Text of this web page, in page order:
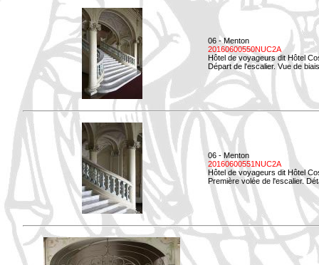
06 - Menton
20160600550NUC2A
Hôtel de voyageurs dit Hôtel
Départ de l'escalier. Vue de
06 - Menton
20160600551NUC2A
Hôtel de voyageurs dit Hôtel
Première volée de l'escalier.